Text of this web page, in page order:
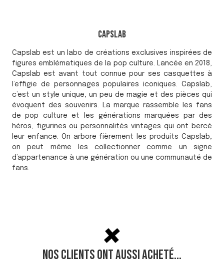
Capslab
Capslab est un labo de créations exclusives inspirées de
figures emblématiques de la pop culture. Lancée en 2018,
Capslab est avant tout connue pour ses casquettes à
l’effigie de personnages populaires iconiques. Capslab,
c’est un style unique, un peu de magie et des pièces qui
évoquent des souvenirs. La marque rassemble les fans
de pop culture et les générations marquées par des
héros, figurines ou personnalités vintages qui ont bercé
leur enfance. On arbore fièrement les produits Capslab,
on peut même les collectionner comme un signe
d’appartenance à une génération ou une communauté de
fans.
Nos clients ont aussi acheté...